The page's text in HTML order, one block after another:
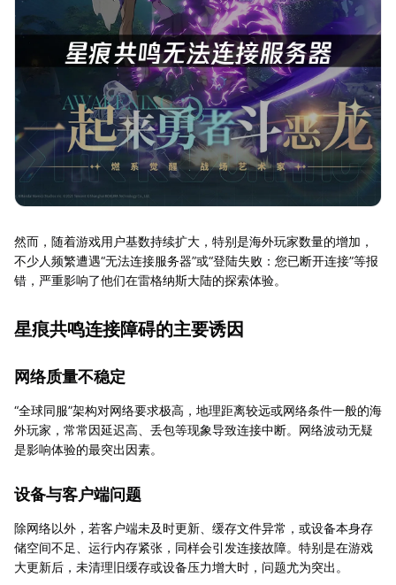
然而，随着游戏用户基数持续扩大，特别是海外玩家数量的增加，
不少人频繁遭遇“无法连接服务器”或“登陆失败：您已断开连接”等报
错，严重影响了他们在雷格纳斯大陆的探索体验。
星痕共鸣连接障碍的主要诱因
网络质量不稳定
“全球同服”架构对网络要求极高，地理距离较远或网络条件一般的海
外玩家，常常因延迟高、丢包等现象导致连接中断。网络波动无疑
是影响体验的最突出因素。
设备与客户端问题
除网络以外，若客户端未及时更新、缓存文件异常，或设备本身存
储空间不足、运行内存紧张，同样会引发连接故障。特别是在游戏
大更新后，未清理旧缓存或设备压力增大时，问题尤为突出。